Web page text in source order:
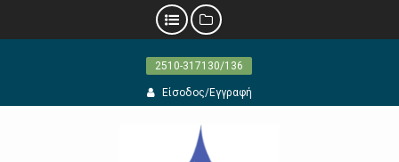
2510-317130/136
Είσοδος/Εγγραφή